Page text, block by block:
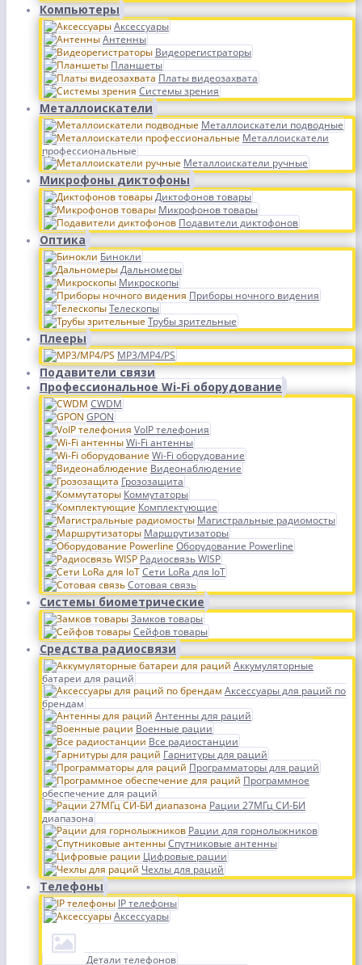
Компьютеры
Аксессуары
Антенны
Видеорегистраторы
Планшеты
Платы видеозахвата
Системы зрения
Металлоискатели
Металлоискатели подводные
Металлоискатели
профессиональные
Металлоискатели ручные
Микрофоны диктофоны
Диктофонов товары
Микрофонов товары
Подавители диктофонов
Оптика
Бинокли
Дальномеры
Микроскопы
Приборы ночного видения
Телескопы
Трубы зрительные
Плееры
MP3/MP4/PS
Подавители связи
Профессиональное Wi-Fi оборудование
CWDM
GPON
VoIP телефония
Wi-Fi антенны
Wi-Fi оборудование
Видеонаблюдение
Грозозащита
Коммутаторы
Комплектующие
Магистральные радиомосты
Маршрутизаторы
Оборудование Powerline
Радиосвязь WISP
Сети LoRa для IoT
Сотовая связь
Системы биометрические
Замков товары
Сейфов товары
Средства радиосвязи
Аккумуляторные
батареи для раций
Аксессуары для раций по
брендам
Антенны для раций
Военные рации
Все радиостанции
Гарнитуры для раций
Программаторы для раций
Программное
обеспечение для раций
Рации 27МГц СИ-БИ
диапазона
Рации для горнолыжников
Спутниковые антенны
Цифровые рации
Чехлы для раций
Телефоны
IP телефоны
Аксессуары
Детали телефонов